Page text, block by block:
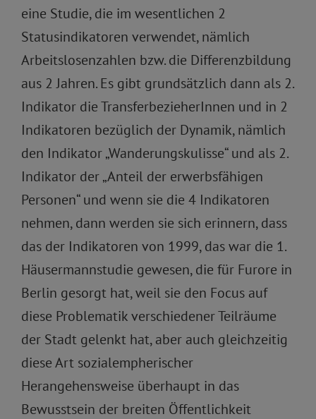
eine Studie, die im wesentlichen 2
Statusindikatoren verwendet, nämlich
Arbeitslosenzahlen bzw. die Differenzbildung
aus 2 Jahren. Es gibt grundsätzlich dann als 2.
Indikator die TransferbezieherInnen und in 2
Indikatoren bezüglich der Dynamik, nämlich
den Indikator „Wanderungskulisse“ und als 2.
Indikator der „Anteil der erwerbsfähigen
Personen“ und wenn sie die 4 Indikatoren
nehmen, dann werden sie sich erinnern, dass
das der Indikatoren von 1999, das war die 1.
Häusermannstudie gewesen, die für Furore in
Berlin gesorgt hat, weil sie den Focus auf
diese Problematik verschiedener Teilräume
der Stadt gelenkt hat, aber auch gleichzeitig
diese Art sozialempherischer
Herangehensweise überhaupt in das
Bewusstsein der breiten Öffentlichkeit